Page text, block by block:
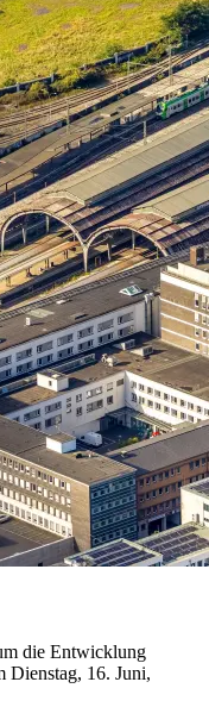
die Entwicklung
Dienstag, 16. Juni,